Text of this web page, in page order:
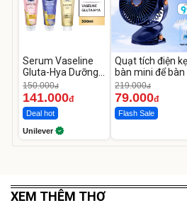
Serum Vaseline
Gluta-Hya Dưỡng
Da Sáng Mịn Sau 7
Ngày
150.000đ
141.000đ
Deal hot
Unilever
Quạt tích điện
bàn mini để bàn
219.000đ
79.000đ
Flash Sale
XEM THÊM THƠ